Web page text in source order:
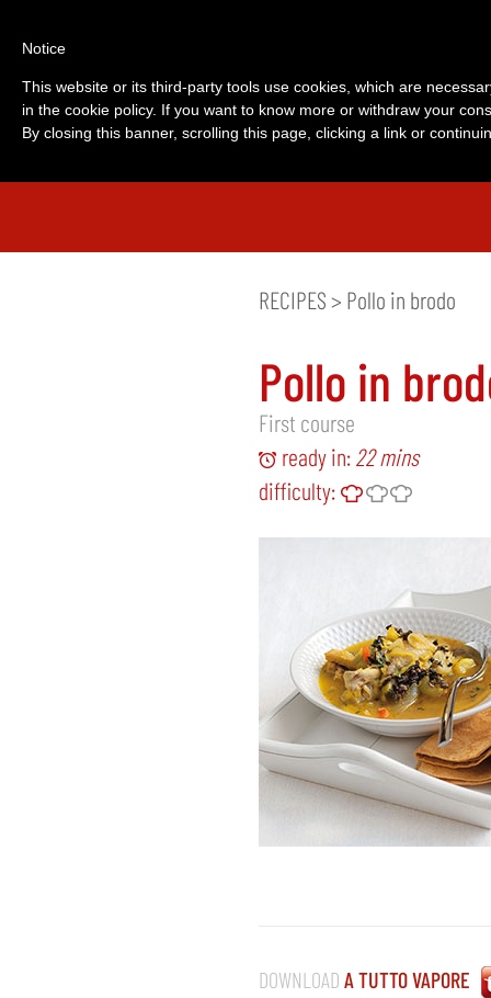
RECIPES > Pollo in brodo
Pollo in
First course
ready in: 22 mins
difficulty:
DOWNLOAD A TUTTO VAPORE
Notice
This website or its third-party tools use cookies, which are
in the cookie policy. If you want to know more or withdraw your
By closing this banner, scrolling this page, clicking a link or